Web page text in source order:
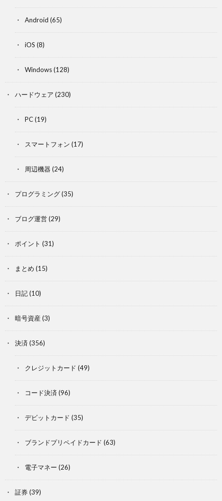
Android (65)
iOS (8)
Windows(128)
ハードウェア (230)
PC(19)
スマートフォン (17)
周辺機器 (24)
プログラミング(35)
ブログ運営(29)
ポイント (31)
まとめ (15)
日記(10)
暗号資産 (3)
決済 (356)
クレジットカード (49)
コード決済 (96)
デビットカード (35)
ブランドプリペイドカード (63)
電子マネー (26)
証券(39)